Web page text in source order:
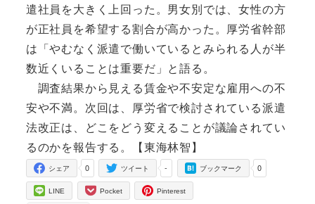
遣社員を大きく上回った。男女別では、女性の方
が正社員を希望する割合が高かった。厚労省幹部
は「やむなく派遣で働いているとみられる人が半
数近くいることは重要だ」と語る。
調査結果から見える賃金や不安定な雇用への不
安や不満。次回は、厚労省で検討されている派遣
法改正は、どこをどう変えることが議論されてい
るのかを報告する。【東海林智】
0
シェア -
ツイート 0
ブックマーク
LINE Pocket Pinterest